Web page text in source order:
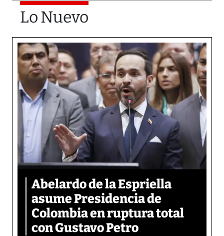
Lo Nuevo
Abelardo de la Espriella
asume Presidencia de
Colombia en ruptura total
con Gustavo Petro